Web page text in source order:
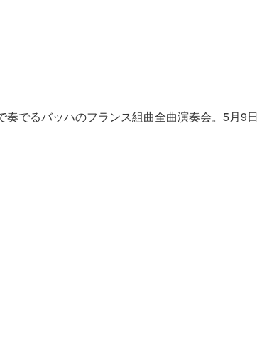
でるバッハのフランス組曲全曲演奏会。5月9